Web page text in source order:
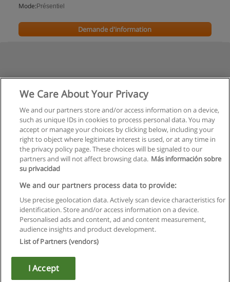
Mode: Présentiel
Demande d'information
Règles d'utilisation
Confidentialité des données
Copyright © Educaedu Business S.L. - CIF : B-95610580: -
We Care About Your Privacy
We and our partners store and/or access information on a device,
such as unique IDs in cookies to process personal data. You may
accept or manage your choices by clicking below, including your
right to object where legitimate interest is used, or at any time in
the privacy policy page. These choices will be signaled to our
partners and will not affect browsing data. Más información sobre
su privacidad
We and our partners process data to provide:
Use precise geolocation data. Actively scan device characteristics for
identification. Store and/or access information on a device.
Personalised ads and content, ad and content measurement,
audience insights and product development.
List of Partners (vendors)
I Accept